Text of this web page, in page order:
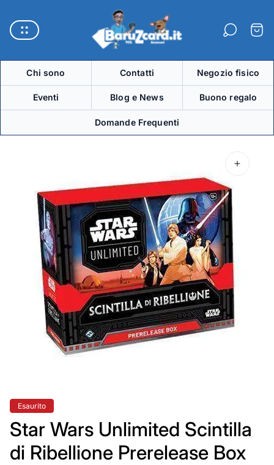
del
negozio"
Chi sono Contatti Negozio fisico
Eventi Blog e News Buono regalo
Domande Frequenti
Etichetta
del
prodotto:
Esaurito
Star Wars Unlimited Scintilla
di Ribellione Prerelease Box